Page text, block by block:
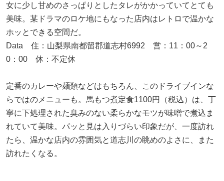
女に少し甘めのさっぱりとしたタレがかかっていてとても
美味。某ドラマのロケ地にもなった店内はレトロで温かな
ホッとできる空間だ。
Data 住：山梨県南都留郡道志村6992 営：11：00～2
0：00 休：不定休
定番のカレーや麺類などはもちろん、このドライブインな
らではのメニューも。馬もつ煮定食1100円（税込）は、丁
寧に下処理された臭みのない柔らかなモツが味噌で煮込ま
れていて美味。パッと見は入りづらい印象だが、一度訪れ
たら、温かな店内の雰囲気と道志川の眺めのよさに、また
訪れたくなる。